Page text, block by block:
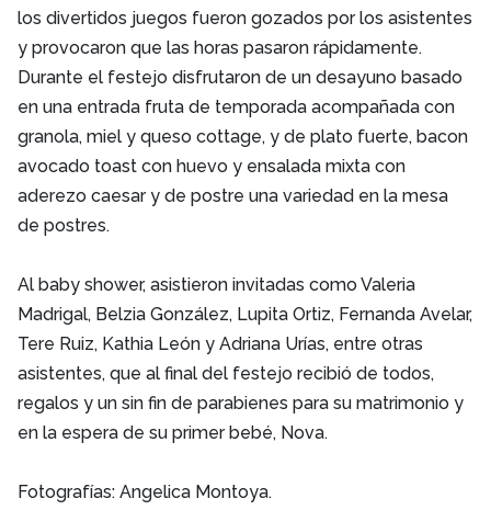
los divertidos juegos fueron gozados por los asistentes
y provocaron que las horas pasaron rápidamente.
Durante el festejo disfrutaron de un desayuno basado
en una entrada fruta de temporada acompañada con
granola, miel y queso cottage, y de plato fuerte, bacon
avocado toast con huevo y ensalada mixta con
aderezo caesar y de postre una variedad en la mesa
de postres.
Al baby shower, asistieron invitadas como Valeria
Madrigal, Belzia González, Lupita Ortiz, Fernanda Avelar,
Tere Ruiz, Kathia León y Adriana Urías, entre otras
asistentes, que al final del festejo recibió de todos,
regalos y un sin fin de parabienes para su matrimonio y
en la espera de su primer bebé, Nova.
Fotografías: Angelica Montoya.